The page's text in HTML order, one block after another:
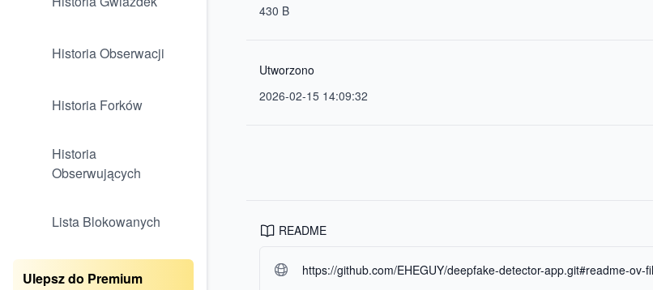
Historia Obserwacji
Historia Forków
Historia
Obserwujących
Lista Blokowanych
Ulepsz do Premium
430 B
Utworzono
2026-02-15 14:09:32
README
https://github.com/EHEGUY/deepfake-detector-app.git#readme-ov-